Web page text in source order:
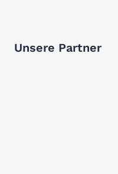
Unsere Partner